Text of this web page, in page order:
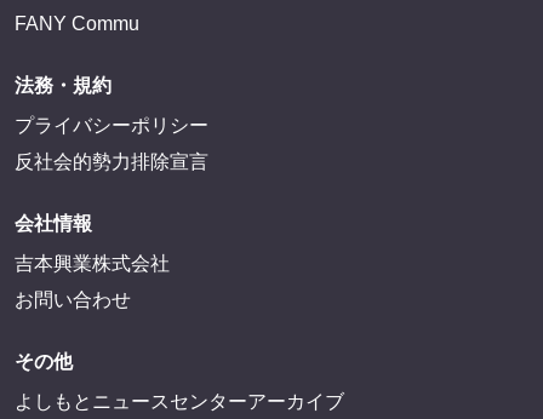
FANY Commu
法務・規約
プライバシーポリシー
反社会的勢力排除宣言
会社情報
吉本興業株式会社
お問い合わせ
その他
よしもとニュースセンターアーカイブ